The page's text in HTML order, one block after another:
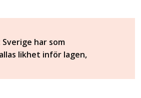
har som
likhet inför lagen,